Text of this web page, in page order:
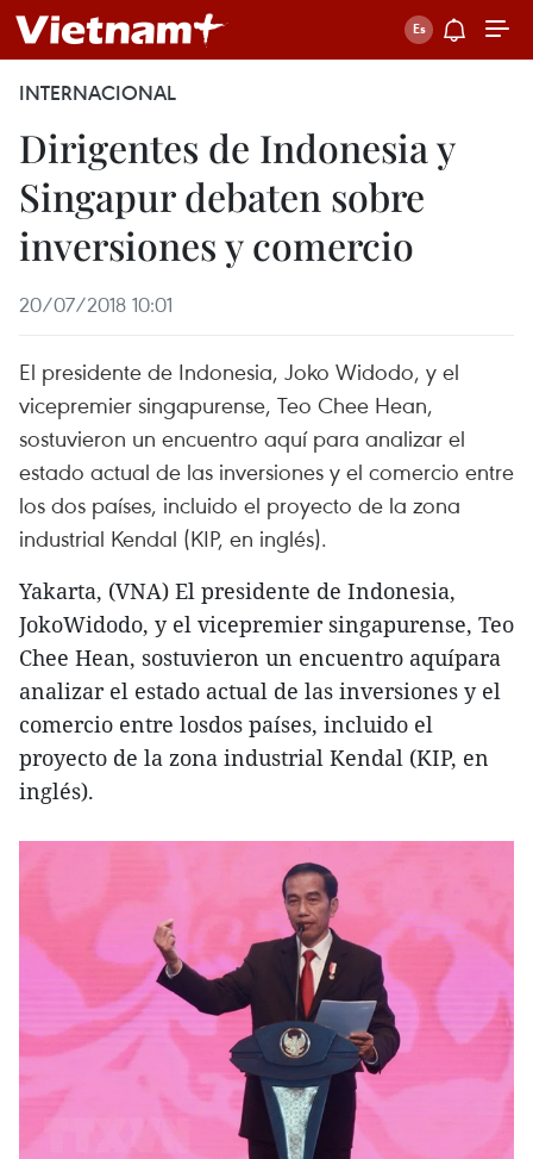
INTERNACIONAL
Dirigentes de Indonesia y
Singapur debaten sobre
inversiones y comercio
20/07/2018 10:01
El presidente de Indonesia, Joko Widodo, y el
vicepremier singapurense, Teo Chee Hean,
sostuvieron un encuentro aquí para analizar el
estado actual de las inversiones y el comercio entre
los dos países, incluido el proyecto de la zona
industrial Kendal (KIP, en inglés).
Yakarta, (VNA) El presidente de Indonesia,
JokoWidodo, y el vicepremier singapurense, Teo
Chee Hean, sostuvieron un encuentro aquípara
analizar el estado actual de las inversiones y el
comercio entre losdos países, incluido el
proyecto de la zona industrial Kendal (KIP, en
inglés).